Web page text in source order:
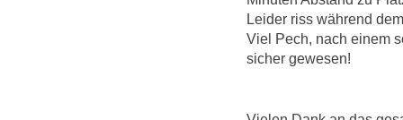
Leider riss während
Viel Pech, nach einem
sicher gewesen!